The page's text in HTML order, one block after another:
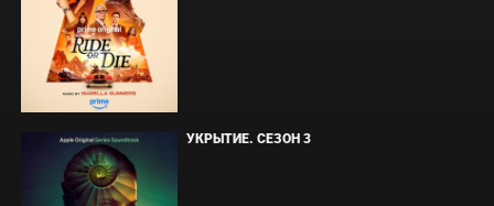
УКРЫТИЕ. СЕЗОН 3